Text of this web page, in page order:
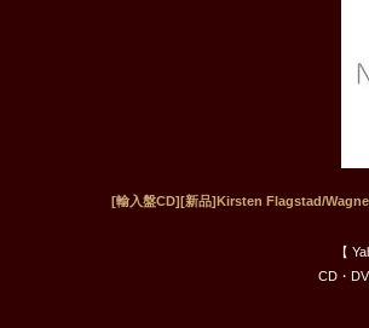
[輸入盤CD][新品]Kirsten Flagstad/
【
CD・